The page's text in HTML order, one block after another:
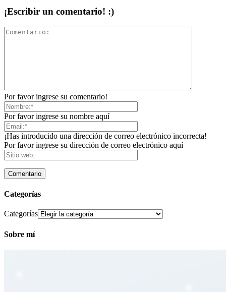
¡Escribir un comentario! :)
Por favor ingrese su comentario!
Por favor ingrese su nombre aquí
¡Has introducido una dirección de correo electrónico incorrecta!
Por favor ingrese su dirección de correo electrónico aquí
Categorías
Categorías
Sobre mí